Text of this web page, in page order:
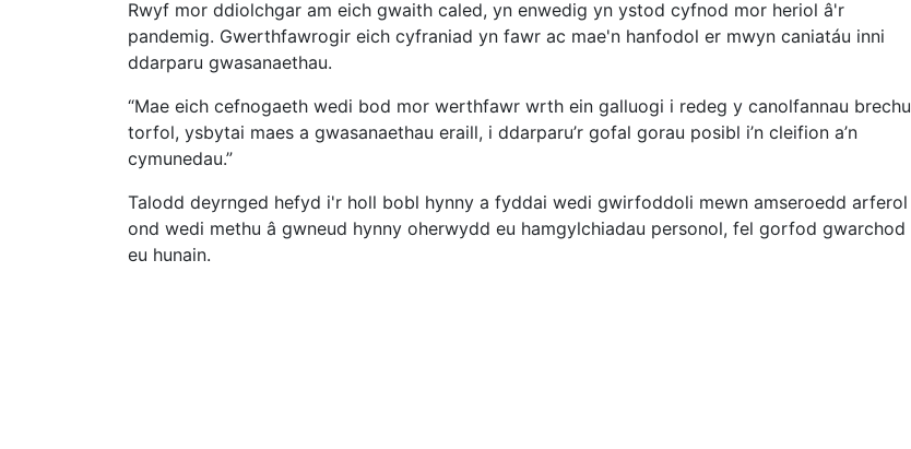
Rwyf mor ddiolchgar am eich gwaith caled, yn enwedig yn ystod cyfnod mor heriol â'r
pandemig. Gwerthfawrogir eich cyfraniad yn fawr ac mae'n hanfodol er mwyn caniatáu inni
ddarparu gwasanaethau.
“Mae eich cefnogaeth wedi bod mor werthfawr wrth ein galluogi i redeg y canolfannau brechu
torfol, ysbytai maes a gwasanaethau eraill, i ddarparu’r gofal gorau posibl i’n cleifion a’n
cymunedau.”
Talodd deyrnged hefyd i'r holl bobl hynny a fyddai wedi gwirfoddoli mewn amseroedd arferol
ond wedi methu â gwneud hynny oherwydd eu hamgylchiadau personol, fel gorfod gwarchod
eu hunain.